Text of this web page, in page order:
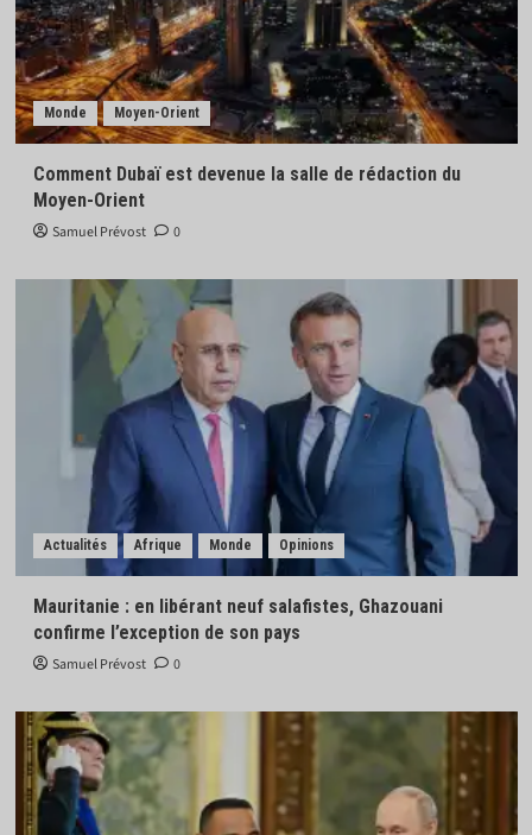
Monde Moyen-Orient
Comment Dubaï est devenue la salle de rédaction du
Moyen-Orient
Samuel Prévost 0
Actualités Afrique Monde Opinions
Mauritanie : en libérant neuf salafistes, Ghazouani
confirme l’exception de son pays
Samuel Prévost 0